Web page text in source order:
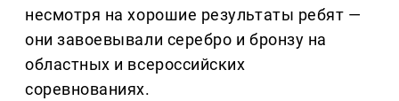
несмотря на хорошие результаты ребят —
они завоевывали серебро и бронзу на
областных и всероссийских
соревнованиях.